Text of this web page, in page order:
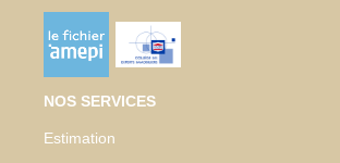
NOS SERVICES
Estimation